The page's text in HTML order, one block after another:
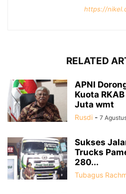
https://
RELATED
APNI
Kuota
Juta wmt
Rusdi - 7
Sukses
Trucks
280...
Tubagus